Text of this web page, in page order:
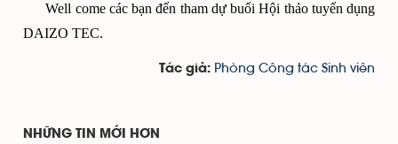
Well come các bạn đến tham dự buổi Hội thảo tuyển dụng
DAIZO TEC.
Tác giả: Phòng Công tác Sinh viên
NHỮNG TIN MỚI HƠN